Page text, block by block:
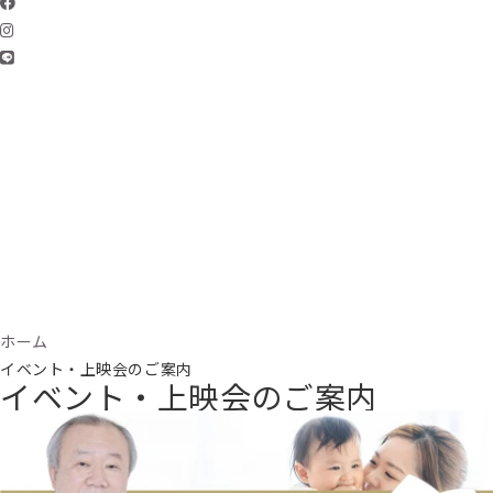
ホーム
イベント・上映会のご案内
イベント・上映会のご案内